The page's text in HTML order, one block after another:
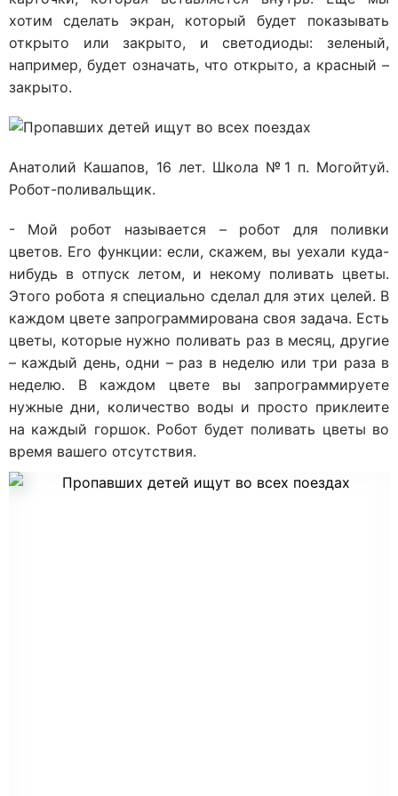
хотим сделать экран, который будет показывать
открыто или закрыто, и светодиоды: зеленый,
например, будет означать, что открыто, а красный –
закрыто.
Анатолий Кашапов, 16 лет. Школа №1 п. Могойтуй.
Робот-поливальщик.
- Мой робот называется – робот для поливки
цветов. Его функции: если, скажем, вы уехали куда-
нибудь в отпуск летом, и некому поливать цветы.
Этого робота я специально сделал для этих целей. В
каждом цвете запрограммирована своя задача. Есть
цветы, которые нужно поливать раз в месяц, другие
– каждый день, одни – раз в неделю или три раза в
неделю. В каждом цвете вы запрограммируете
нужные дни, количество воды и просто приклеите
на каждый горшок. Робот будет поливать цветы во
время вашего отсутствия.